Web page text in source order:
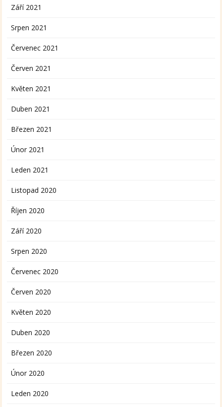
Září 2021
Srpen 2021
Červenec 2021
Červen 2021
Květen 2021
Duben 2021
Březen 2021
Únor 2021
Leden 2021
Listopad 2020
Říjen 2020
Září 2020
Srpen 2020
Červenec 2020
Červen 2020
Květen 2020
Duben 2020
Březen 2020
Únor 2020
Leden 2020